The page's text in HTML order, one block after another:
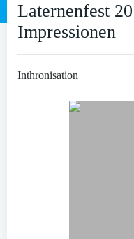
Laternenfest
Impressionen
Inthronisation